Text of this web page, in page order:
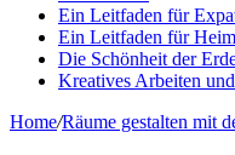
Ein Leitfaden für
Ein Leitfaden für
Die Schönheit der
Kreatives Arbeiten
Home/Räume gestalten mit